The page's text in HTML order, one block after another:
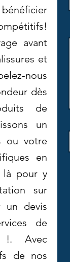
avant
et
nous
dès
de
un
ou votre
en
là pour y
sur
un devis
de
!. Avec
de nos